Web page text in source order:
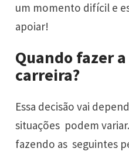
um momento difícil e
apoiar!
Quando fazer
carreira?
Essa decisão vai
situações podem
fazendo as seguintes